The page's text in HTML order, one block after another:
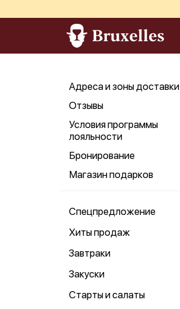
Адреса и зоны доставки
Отзывы
Условия программы
лояльности
Бронирование
Магазин подарков
Спецпредложение
Хиты продаж
Завтраки
Закуски
Старты и салаты